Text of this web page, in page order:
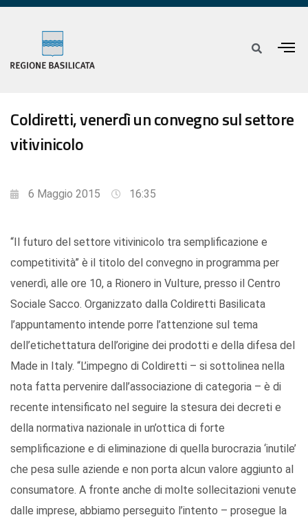
Coldiretti, venerdì un convegno sul settore
vitivinicolo
6 Maggio 2015 16:35
“Il futuro del settore vitivinicolo tra semplificazione e
competitività” è il titolo del convegno in programma per
venerdì, alle ore 10, a Rionero in Vulture, presso il Centro
Sociale Sacco. Organizzato dalla Coldiretti Basilicata
l’appuntamento intende porre l’attenzione sul tema
dell’etichettatura dell’origine dei prodotti e della difesa del
Made in Italy. “L’impegno di Coldiretti – si sottolinea nella
nota fatta pervenire dall’associazione di categoria – è di
recente intensificato nel seguire la stesura dei decreti e
della normativa nazionale in un’ottica di forte
semplificazione e di eliminazione di quella burocrazia ‘inutile’
che pesa sulle aziende e non porta alcun valore aggiunto al
consumatore. A fronte anche di molte sollecitazioni venute
dalle imprese, abbiamo perseguito l’intento – prosegue la